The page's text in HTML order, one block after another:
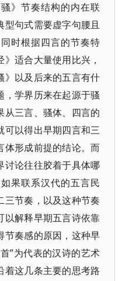
》节奏结构的内在联
句式需要虚字句腰且
时根据四言的节奏特
适合大量使用比兴，
》以及后来的五言有什
，学界历来在起源于骚
从三言、骚体、四言的
可以得出早期四言和三
体形成前提的结论。而
讨论往往胶着于具体哪
果联系汉代的五言民
三节奏，以及这种节奏
以解释早期五言诗依靠
节奏感的原因，这种早
”为代表的汉诗的艺术
着这几条主要的思考路